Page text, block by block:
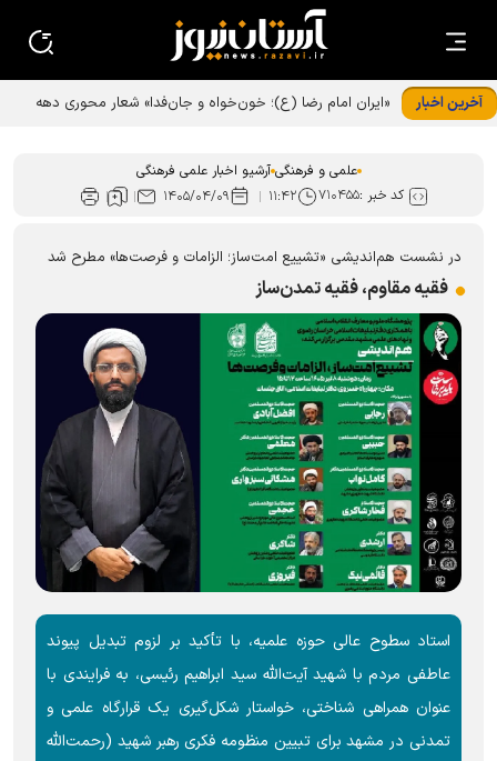
آخرین اخبار
«ایران امام رضا (ع)؛ خون‌خواه و جان‌فدا» شعار محوری دهه
علمی و فرهنگی آرشیو اخبار علمی فرهنگی
کد خبر :۷۱۰۴۵۵ ۱۱:۴۲ ۱۴۰۵/۰۴/۰۹
در نشست هم‌اندیشی «تشییع امت‌ساز؛ الزامات و فرصت‌ها» مطرح شد
فقیه مقاوم، فقیه تمدن‌ساز
استاد سطوح عالی حوزه علمیه، با تأکید بر لزوم تبدیل پیوند
عاطفی مردم با شهید آیت‌الله سید ابراهیم رئیسی، به فرایندی با
عنوان همراهی شناختی، خواستار شکل‌گیری یک قرارگاه علمی و
تمدنی در مشهد برای تبیین منظومه فکری رهبر شهید (رحمت‌الله